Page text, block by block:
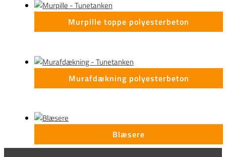
Murpille toppe polyesterbeton
Murafdækning polyesterbeton
Blæsere